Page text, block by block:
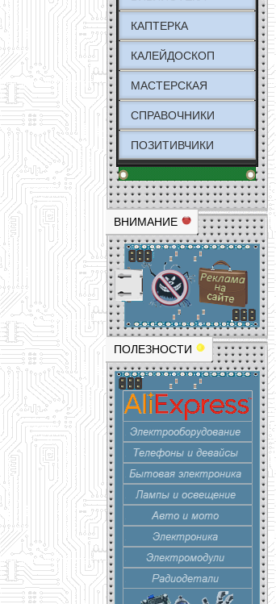
КАПТЕРКА
КАЛЕЙДОСКОП
МАСТЕРСКАЯ
СПРАВОЧНИКИ
ПОЗИТИВЧИКИ
ВНИМАНИЕ
ПОЛЕЗНОСТИ